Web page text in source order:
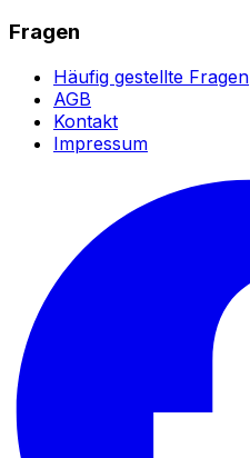
Fragen
Häufig gestellte Fragen
AGB
Kontakt
Impressum